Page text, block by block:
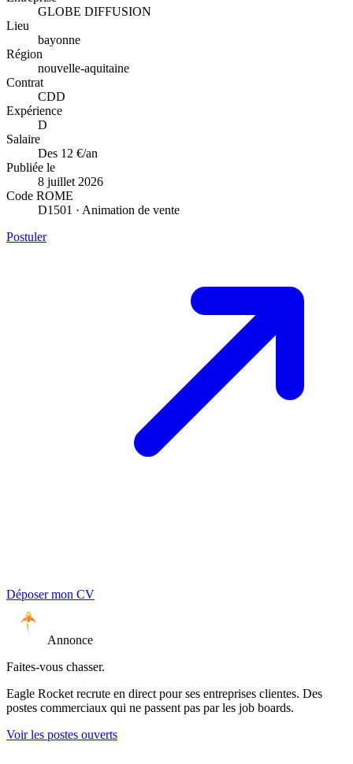
GLOBE DIFFUSION
Lieu
bayonne
Région
nouvelle-aquitaine
Contrat
CDD
Expérience
D
Salaire
Des 12 €/an
Publiée le
8 juillet 2026
Code ROME
D1501 · Animation de vente
Postuler
Déposer mon CV
Annonce
Faites-vous chasser.
Eagle Rocket recrute en direct pour ses entreprises clientes. Des
postes commerciaux qui ne passent pas par les job boards.
Voir les postes ouverts